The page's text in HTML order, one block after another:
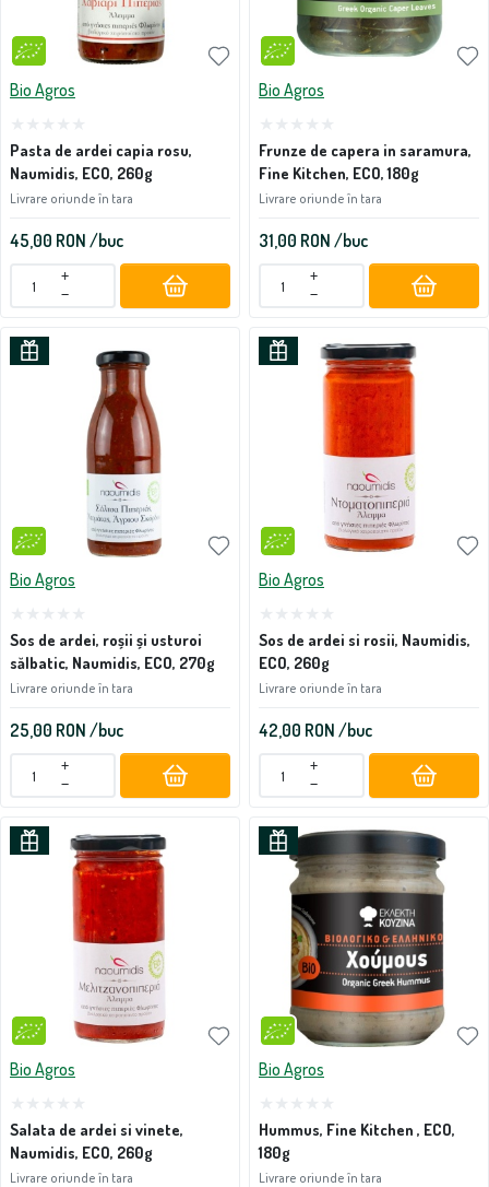
Bio Agros
Pasta de ardei capia rosu,
Naumidis, ECO, 260g
Livrare oriunde în tara
45,00 RON /buc
+
−
Bio Agros
Frunze de capera in saramura,
Fine Kitchen, ECO, 180g
Livrare oriunde în tara
31,00 RON /buc
+
−
Bio Agros
Sos de ardei, roșii și usturoi
sălbatic, Naumidis, ECO, 270g
Livrare oriunde în tara
25,00 RON /buc
+
−
Bio Agros
Sos de ardei si rosii, Naumidis,
ECO, 260g
Livrare oriunde în tara
42,00 RON /buc
+
−
Bio Agros
Salata de ardei si vinete,
Naumidis, ECO, 260g
Livrare oriunde în tara
Bio Agros
Hummus, Fine Kitchen , ECO,
180g
Livrare oriunde în tara